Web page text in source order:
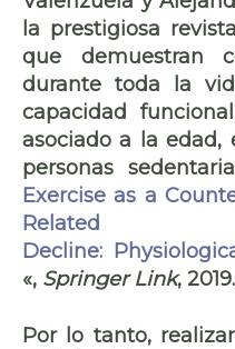
la prestigiosa
que demuestran
durante toda la
capacidad
asociado a la edad,
personas
Exercise as a
Decline:
«, Springer Link, 2019.
Por lo tanto,